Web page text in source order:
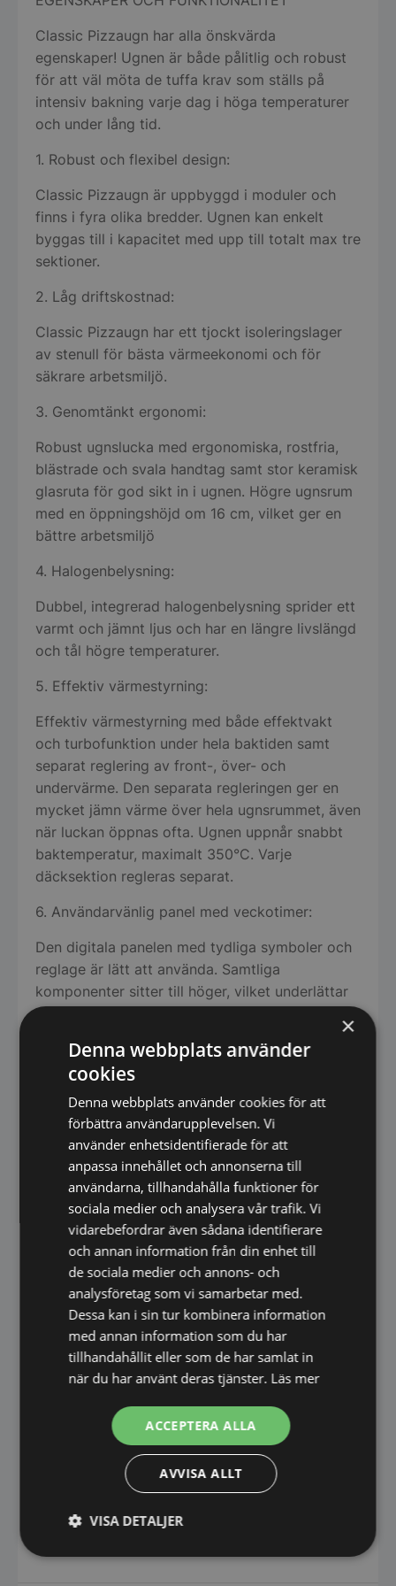
Classic Pizzaugn har alla önskvärda
egenskaper! Ugnen är både pålitlig och robust
för att väl möta de tuffa krav som ställs på
intensiv bakning varje dag i höga temperaturer
och under lång tid.
1. Robust och flexibel design:
Classic Pizzaugn är uppbyggd i moduler och
finns i fyra olika bredder. Ugnen kan enkelt
byggas till i kapacitet med upp till totalt max tre
sektioner.
2. Låg driftskostnad:
Classic Pizzaugn har ett tjockt isoleringslager
av stenull för bästa värmeekonomi och för
säkrare arbetsmiljö.
3. Genomtänkt ergonomi:
Robust ugnslucka med ergonomiska, rostfria,
blästrade och svala handtag samt stor keramisk
glasruta för god sikt in i ugnen. Högre ugnsrum
med en öppningshöjd om 16 cm, vilket ger en
bättre arbetsmiljö
4. Halogenbelysning:
Dubbel, integrerad halogenbelysning sprider ett
varmt och jämnt ljus och har en längre livslängd
och tål högre temperaturer.
5. Effektiv värmestyrning:
Effektiv värmestyrning med både effektvakt
och turbofunktion under hela baktiden samt
separat reglering av front-, över- och
undervärme. Den separata regleringen ger en
mycket jämn värme över hela ugnsrummet, även
när luckan öppnas ofta. Ugnen uppnår snabbt
baktemperatur, maximalt 350°C. Varje
däcksektion regleras separat.
6. Användarvänlig panel med veckotimer:
Den digitala panelen med tydliga symboler och
reglage är lätt att använda. Samtliga
komponenter sitter till höger, vilket underlättar
vid installation och service. Panelen är försedd
programmering, gör att ugnen kan stå startklar
vid arbetspassets början.
7. Pizzasten:
Tjockare stenhärd som lagrar värmen bättre och
som ger den rätta pizzasmaken
8. Anpassad benhöjd:
Benhöjden kan anpassas efter antal
ugnssektioner enligt önskemål, från 100-1000
9. Imkåpa:
Imkåpa som effektivt leder bort ånga vid
öppning av luckan.
10. Utdragshylla:
Bekväm avlastningshylla att dra ut vid behov.
11. Rostfritt hyllplan:
För förvaring samt ger en stadigare ugn.
×
Denna webbplats använder
cookies
Denna webbplats använder cookies för att
förbättra användarupplevelsen. Vi
använder enhetsidentifierade för att
anpassa innehållet och annonserna till
användarna, tillhandahålla funktioner för
sociala medier och analysera vår trafik. Vi
vidarebefordrar även sådana identifierare
och annan information från din enhet till
de sociala medier och annons- och
analysföretag som vi samarbetar med.
Dessa kan i sin tur kombinera information
med annan information som du har
tillhandahållit eller som de har samlat in
när du har använt deras tjänster. Läs mer
ACCEPTERA ALLA
AVVISA ALLT
VISA DETALJER
Strikt
Prestanda Inriktning